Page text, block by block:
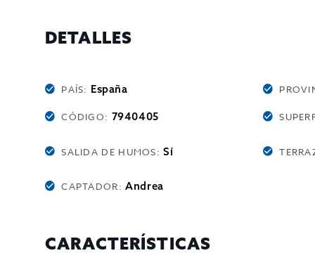
DETALLES
PAÍS: España
CÓDIGO: 7940405
SALIDA DE HUMOS:Sí
CAPTADOR:Andrea
CARACTERÍSTICAS